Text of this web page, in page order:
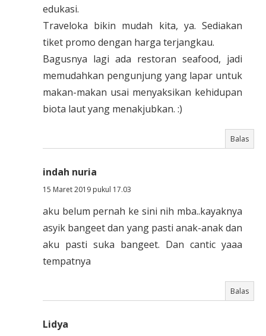
edukasi.
Traveloka bikin mudah kita, ya. Sediakan
tiket promo dengan harga terjangkau.
Bagusnya lagi ada restoran seafood, jadi
memudahkan pengunjung yang lapar untuk
makan-makan usai menyaksikan kehidupan
biota laut yang menakjubkan. :)
Balas
indah nuria
15 Maret 2019 pukul 17.03
aku belum pernah ke sini nih mba..kayaknya
asyik bangeet dan yang pasti anak-anak dan
aku pasti suka bangeet. Dan cantic yaaa
tempatnya
Balas
Lidya